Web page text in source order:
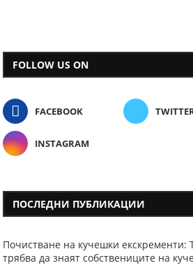
FOLLOW US ON
FACEBOOK
INSTAGRAM
ПОСЛЕДНИ ПУБЛИКАЦИИ
Почистване на кучешки екскременти:
трябва да знаят собствениците на